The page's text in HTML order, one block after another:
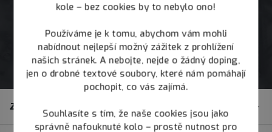
kole – bez cookies by to nebylo ono!
Používáme je k tomu, abychom vám mohli
nabídnout nejlepší možný zážitek z prohlížení
našich stránek. A nebojte, nejde o žádný doping,
jen o drobné textové soubory, které nám pomáhají
pochopit, co vás zajímá.
Souhlasíte s tím, že naše cookies jsou jako
správně nafouknuté kolo – prostě nutnost pro
Zákaznický servis